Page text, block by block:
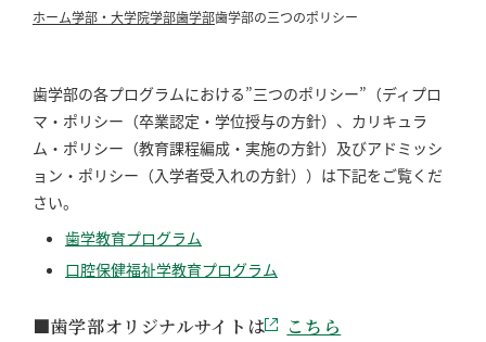
ホーム学部・大学院学部歯学部歯学部の三つのポリシー
歯学部の各プログラムにおける”三つのポリシー”（ディプロ
マ・ポリシー（卒業認定・学位授与の方針）、カリキュラ
ム・ポリシー（教育課程編成・実施の方針）及びアドミッシ
ョン・ポリシー（入学者受入れの方針））は下記をご覧くだ
さい。
歯学教育プログラム
口腔保健福祉学教育プログラム
■歯学部オリジナルサイトは こちら